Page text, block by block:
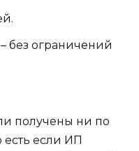
без ограничений
получены ни по
есть если ИП